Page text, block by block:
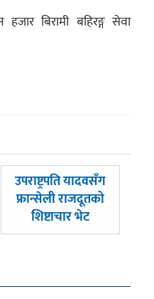
बिरामी बहिरङ्ग सेवा
अघिल्लाे
-
उपराष्ट्रपति यादवसँग
फ्रान्सेली राजदूतको
शिष्टाचार भेट